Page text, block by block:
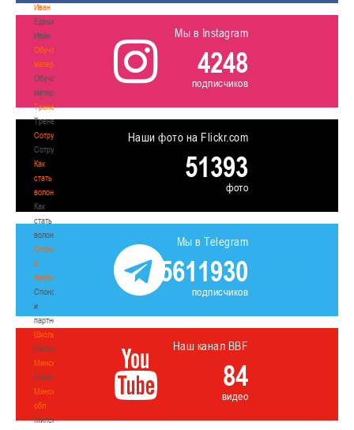
Иван
Едешко
Иван
Обучающие
материалы
Обучающие
материалы
Тренерам
Тренерам
Сотрудничество
Сотрудничество
Как
стать
волонтером
Как
стать
волонтером
Спонсоры
и
партнеры
Спонсоры
и
партнеры
Школы
Школы
Минск
Минск
Минская
обл
Минская
Мы в Instagram
4248
подписчиков
Наши фото на Flickr.com
51393
фото
Мы в Telegram
5611930
подписчиков
Наш канал BBF
84
видео